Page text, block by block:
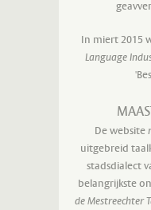
In miert 2015
Language
De website
uitgebreid
stadsdialect
belangrijkste
de Mestreechter